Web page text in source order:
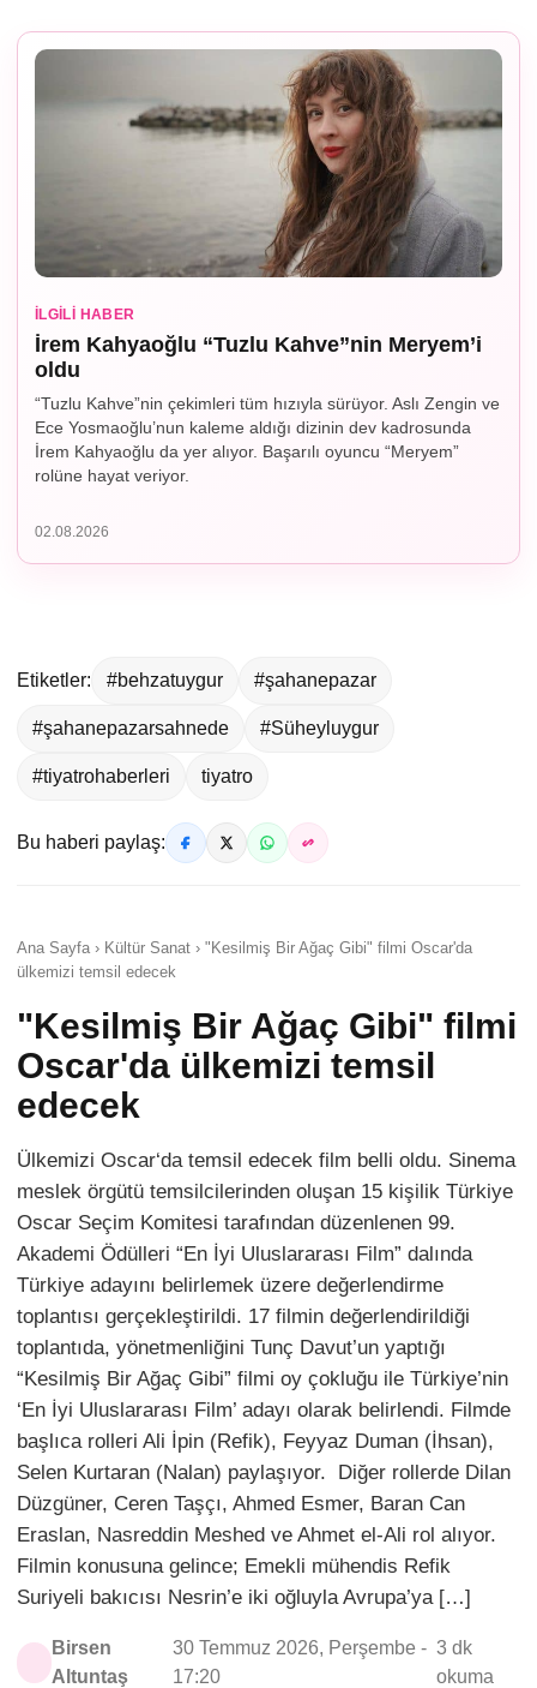
İLGILI HABER
İrem Kahyaoğlu “Tuzlu Kahve”nin Meryem’i
oldu
“Tuzlu Kahve”nin çekimleri tüm hızıyla sürüyor. Aslı Zengin ve
Ece Yosmaoğlu’nun kaleme aldığı dizinin dev kadrosunda
İrem Kahyaoğlu da yer alıyor. Başarılı oyuncu “Meryem”
rolüne hayat veriyor.
02.08.2026
Etiketler: #behzatuygur #şahanepazar
#şahanepazarsahnede #Süheyluygur
#tiyatrohaberleri tiyatro
Bu haberi paylaş:
Ana Sayfa › Kültür Sanat › "Kesilmiş Bir Ağaç Gibi" filmi Oscar'da
ülkemizi temsil edecek
"Kesilmiş Bir Ağaç Gibi" filmi
Oscar'da ülkemizi temsil
edecek
Ülkemizi Oscar‘da temsil edecek film belli oldu. Sinema
meslek örgütü temsilcilerinden oluşan 15 kişilik Türkiye
Oscar Seçim Komitesi tarafından düzenlenen 99.
Akademi Ödülleri “En İyi Uluslararası Film” dalında
Türkiye adayını belirlemek üzere değerlendirme
toplantısı gerçekleştirildi. 17 filmin değerlendirildiği
toplantıda, yönetmenliğini Tunç Davut’un yaptığı
“Kesilmiş Bir Ağaç Gibi” filmi oy çokluğu ile Türkiye’nin
‘En İyi Uluslararası Film’ adayı olarak belirlendi. Filmde
başlıca rolleri Ali İpin (Refik), Feyyaz Duman (İhsan),
Selen Kurtaran (Nalan) paylaşıyor. Diğer rollerde Dilan
Düzgüner, Ceren Taşçı, Ahmed Esmer, Baran Can
Eraslan, Nasreddin Meshed ve Ahmet el-Ali rol alıyor.
Filmin konusuna gelince; Emekli mühendis Refik
Suriyeli bakıcısı Nesrin’e iki oğluyla Avrupa’ya […]
Birsen
Altuntaş
30 Temmuz 2026, Perşembe -
17:20
3 dk
okuma